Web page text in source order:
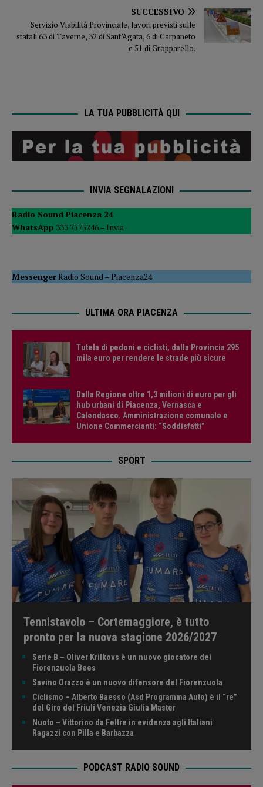
SUCCESSIVO
Servizio Viabilità Provinciale, lavori previsti sulle
statali 63 di Taverne, 32 di Sant’Agata, 6 di Carpaneto
e 51 di Gropparello.
LA TUA PUBBLICITÀ QUI
INVIA SEGNALAZIONI
Radio Sound Piacenza 24
WhatsApp 333 7575246 – Invia
MessengerRadio Sound–Piacenza24
ULTIMA ORA PIACENZA
Tutela di pedoni e ciclisti, dalla Provincia 295
mila euro per rendere le strade più sicure
Dalla Regione oltre 1,3 milioni di euro per gli
hub urbani di Piacenza, Vernasca e
Calendasco. Amministrazione comunale e
Unione Commercianti: “Soddisfatti”
SPORT
Tennistavolo – Cortemaggiore, è tutto
pronto per la nuova stagione 2026/2027
Serie B – Oliver Krilkovs è un nuovo giocatore dei
Fiorenzuola Bees
Savino Orazzo è un nuovo difensore del Fiorenzuola
Ciclismo – Alberto Baesso (Asd Programma Auto) è il “re”
del Giro del Friuli Venezia Giulia Master
Nuoto – Vittorino da Feltre in evidenza agli Italiani
Ragazzi con Pilla e Barbazza
PODCAST RADIO SOUND